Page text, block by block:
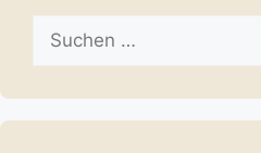
Suche
nach: